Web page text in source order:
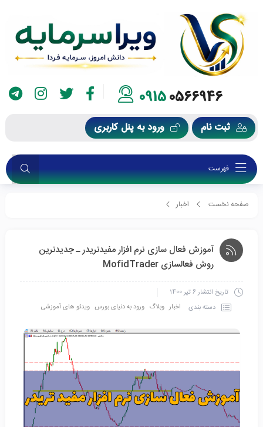
09150566946
ثبت نام ورود به پنل کاربری
فهرست
صفحه نخست اخبار
آموزش فعال سازی نرم افزار مفیدتریدر ـ جدیدترین
روش فعالسازی MofidTrader
تاریخ انتشار6 تیر 1400
دسته بندی
اخبار وبلاگ ورود به دنیای بورس ویدئو های آموزشی